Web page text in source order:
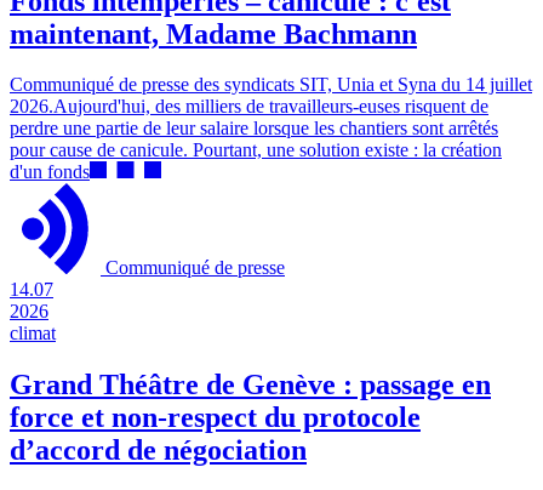
maintenant, Madame Bachmann
Communiqué de presse des syndicats SIT, Unia et Syna du 14 juillet
2026.Aujourd'hui, des milliers de travailleurs-euses risquent de
perdre une partie de leur salaire lorsque les chantiers sont arrêtés
pour cause de canicule. Pourtant, une solution existe : la création
d'un fonds
Communiqué de presse
14.07
2026
climat
Grand Théâtre de Genève : passage en
force et non-respect du protocole
d’accord de négociation